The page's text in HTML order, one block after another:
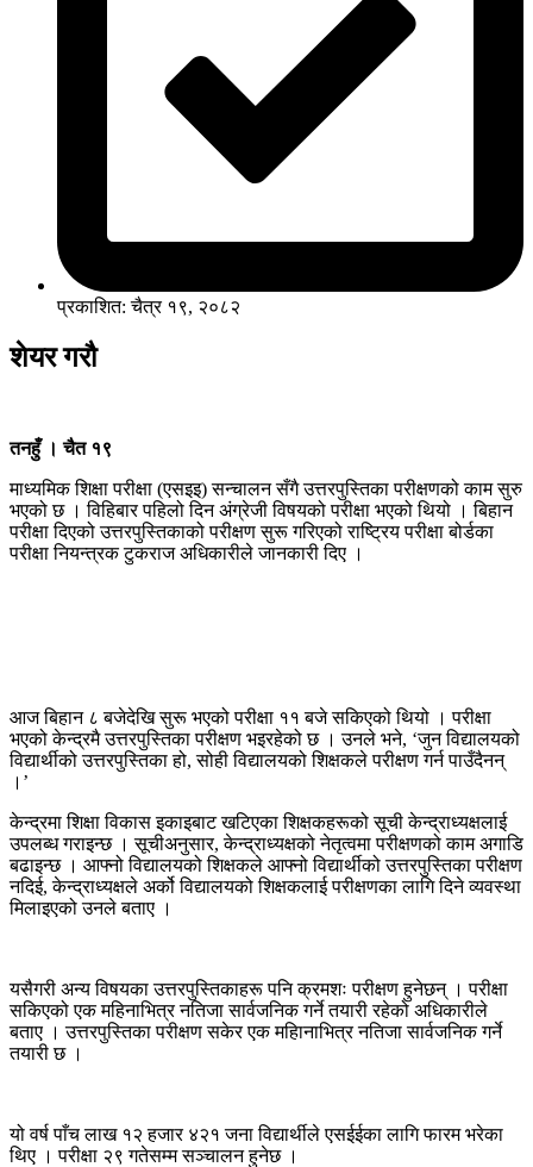
प्रकाशित: चैत्र १९, २०८२
शेयर गरौ
तनहुँ । चैत १९
माध्यमिक शिक्षा परीक्षा (एसइइ) सन्चालन सँगै उत्तरपुस्तिका परीक्षणको काम सुरु
भएको छ । विहिबार पहिलो दिन अंग्रेजी विषयको परीक्षा भएको थियो । बिहान
परीक्षा दिएको उत्तरपुस्तिकाको परीक्षण सुरू गरिएको राष्ट्रिय परीक्षा बोर्डका
परीक्षा नियन्त्रक टुकराज अधिकारीले जानकारी दिए ।
आज बिहान ८ बजेदेखि सुरू भएको परीक्षा ११ बजे सकिएको थियो । परीक्षा
भएको केन्द्रमै उत्तरपुस्तिका परीक्षण भइरहेको छ । उनले भने, ‘जुन विद्यालयको
विद्यार्थीको उत्तरपुस्तिका हो, सोही विद्यालयको शिक्षकले परीक्षण गर्न पाउँदैनन्
।’
केन्द्रमा शिक्षा विकास इकाइबाट खटिएका शिक्षकहरूको सूची केन्द्राध्यक्षलाई
उपलब्ध गराइन्छ । सूचीअनुसार, केन्द्राध्यक्षको नेतृत्वमा परीक्षणको काम अगाडि
बढाइन्छ । आफ्नो विद्यालयको शिक्षकले आफ्नो विद्यार्थीको उत्तरपुस्तिका परीक्षण
नदिई, केन्द्राध्यक्षले अर्को विद्यालयको शिक्षकलाई परीक्षणका लागि दिने व्यवस्था
मिलाइएको उनले बताए ।
यसैगरी अन्य विषयका उत्तरपुस्तिकाहरू पनि क्रमशः परीक्षण हुनेछन् । परीक्षा
सकिएको एक महिनाभित्र नतिजा सार्वजनिक गर्ने तयारी रहेको अधिकारीले
बताए । उत्तरपुस्तिका परीक्षण सकेर एक महिानाभित्र नतिजा सार्वजनिक गर्ने
तयारी छ ।
यो वर्ष पाँच लाख १२ हजार ४२१ जना विद्यार्थीले एसईईका लागि फारम भरेका
थिए । परीक्षा २९ गतेसम्म सञ्चालन हुनेछ ।